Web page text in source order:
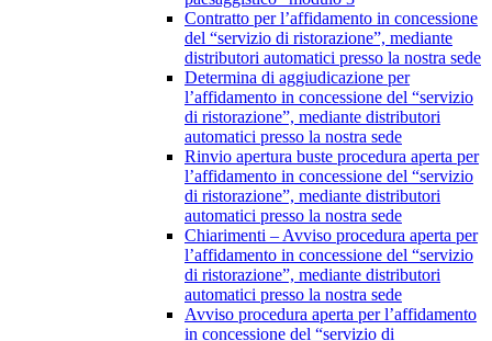
Contratto per l’affidamento in concessione
del “servizio di ristorazione”, mediante
distributori automatici presso la nostra sede
Determina di aggiudicazione per
l’affidamento in concessione del “servizio
di ristorazione”, mediante distributori
automatici presso la nostra sede
Rinvio apertura buste procedura aperta per
l’affidamento in concessione del “servizio
di ristorazione”, mediante distributori
automatici presso la nostra sede
Chiarimenti – Avviso procedura aperta per
l’affidamento in concessione del “servizio
di ristorazione”, mediante distributori
automatici presso la nostra sede
Avviso procedura aperta per l’affidamento
in concessione del “servizio di